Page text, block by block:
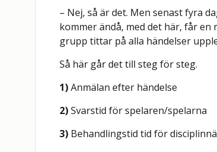
– Nej, så är det. Men senast fyra
kommer ändå, med det här, får
grupp tittar på alla händelser
Så här går det till steg för steg.
1)Anmälan efter händelse
2)Svarstid för spelaren/spelarna
3) Behandlingstid tid för